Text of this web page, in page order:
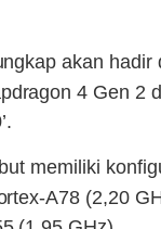
akan hadir
4 Gen 2
memiliki
A78 (2,20